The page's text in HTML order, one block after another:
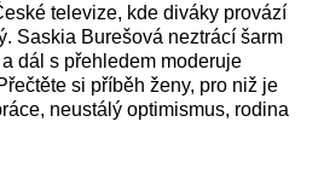
televize, kde diváky provází
Saskia Burešová neztrácí šarm
dál s přehledem moderuje
si příběh ženy, pro niž je
neustálý optimismus, rodina